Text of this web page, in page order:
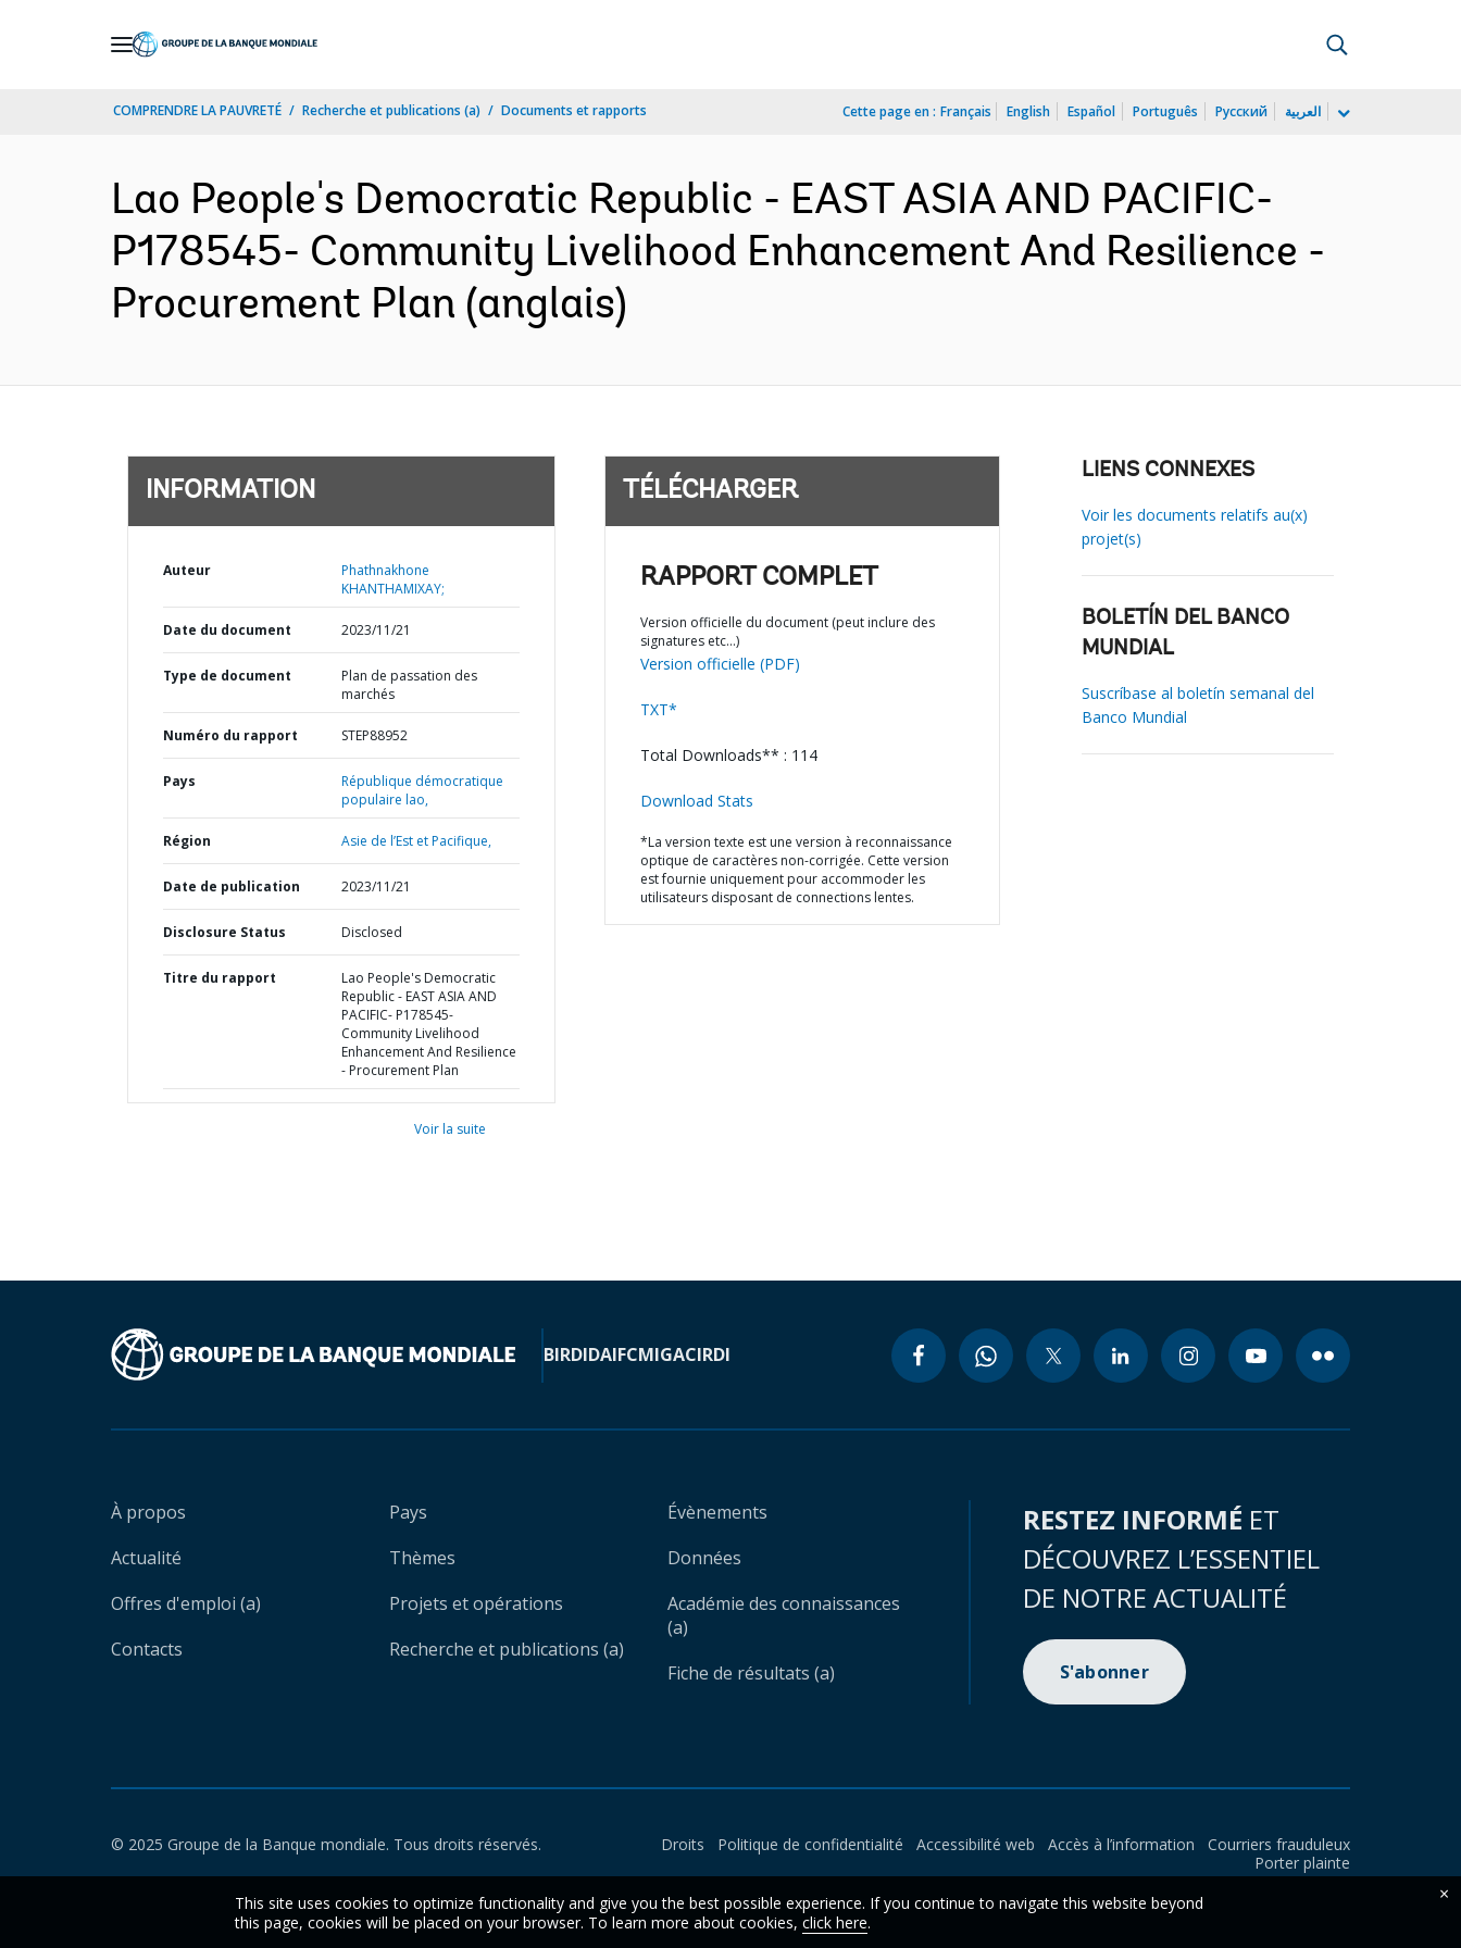
COMPRENDRE LA PAUVRETÉ Recherche et publications (a) Documents et rapports Cette page en : Français English Español Português Русский العربية
Lao People's Democratic Republic - EAST ASIA AND PACIFIC-
P178545- Community Livelihood Enhancement And Resilience -
Procurement Plan (anglais)
INFORMATION
Auteur
Phathnakhone
KHANTHAMIXAY;
Date du document 2023/11/21
Type de document
Plan de passation des
marchés
Numéro du rapport STEP88952
Pays
République démocratique
populaire lao,
Région Asie de l’Est et Pacifique,
Date de publication 2023/11/21
Disclosure Status Disclosed
Titre du rapport
Lao People's Democratic
Republic - EAST ASIA AND
PACIFIC- P178545-
Community Livelihood
Enhancement And Resilience
- Procurement Plan
Voir la suite
TÉLÉCHARGER
RAPPORT COMPLET
Version officielle du document (peut inclure des
signatures etc…)
Version officielle (PDF)
TXT*
Total Downloads** : 114
Download Stats
*La version texte est une version à reconnaissance
optique de caractères non-corrigée. Cette version
est fournie uniquement pour accommoder les
utilisateurs disposant de connections lentes.
LIENS CONNEXES
Voir les documents relatifs au(x)
projet(s)
BOLETÍN DEL BANCO
MUNDIAL
Suscríbase al boletín semanal del
Banco Mundial
BIRDIDAIFCMIGACIRDI
À propos
Actualité
Offres d'emploi (a)
Contacts
Pays
Thèmes
Projets et opérations
Recherche et publications (a)
Évènements
Données
Académie des connaissances
(a)
Fiche de résultats (a)
RESTEZ INFORMÉ ET
DÉCOUVREZ L’ESSENTIEL
DE NOTRE ACTUALITÉ
S'abonner
© 2025 Groupe de la Banque mondiale. Tous droits réservés. Droits Politique de confidentialité Accessibilité web Accès à l’information
Courriers frauduleux
Porter plainte
This site uses cookies to optimize functionality and give you the best possible experience. If you continue to navigate this website beyond
this page, cookies will be placed on your browser. To learn more about cookies, click here.
×